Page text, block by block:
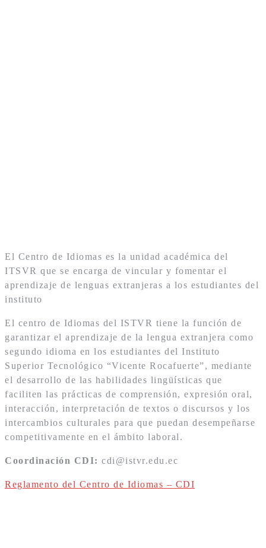
El Centro de Idiomas es la unidad académica del
ITSVR que se encarga de vincular y fomentar el
aprendizaje de lenguas extranjeras a los estudiantes del
instituto
El centro de Idiomas del ISTVR tiene la función de
garantizar el aprendizaje de la lengua extranjera como
segundo idioma en los estudiantes del Instituto
Superior Tecnológico “Vicente Rocafuerte”, mediante
el desarrollo de las habilidades lingüísticas que
faciliten las prácticas de comprensión, expresión oral,
interacción, interpretación de textos o discursos y los
intercambios culturales para que puedan desempeñarse
competitivamente en el ámbito laboral.
Coordinación CDI: cdi@istvr.edu.ec
Reglamento del Centro de Idiomas – CDI